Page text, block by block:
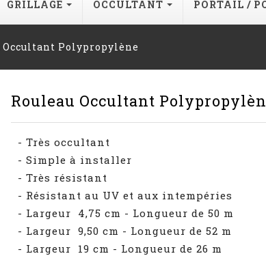
GRILLAGE OCCULTANT PORTAIL /
Occultant Polypropylène
Rouleau Occultant
- Très occultant
- Simple à installer
- Très résistant
- Résistant au UV et aux intempéries
- Largeur 4,75 cm - Longueur de 50 m
- Largeur 9,50 cm - Longueur de 52 m
- Largeur 19 cm - Longueur de 26 m